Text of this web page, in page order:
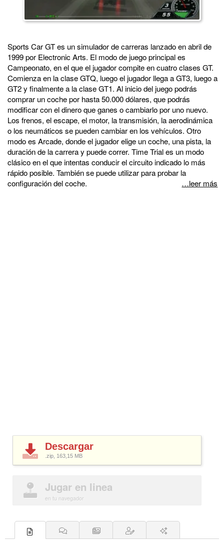
Sports Car GT es un simulador de carreras lanzado en abril de
1999 por Electronic Arts. El modo de juego principal es
Campeonato, en el que el jugador compite en cuatro clases GT.
Comienza en la clase GTQ, luego el jugador llega a GT3, luego a
GT2 y finalmente a la clase GT1. Al inicio del juego podrás
comprar un coche por hasta 50.000 dólares, que podrás
modificar con el dinero que ganes o cambiarlo por uno nuevo.
Los frenos, el escape, el motor, la transmisión, la aerodinámica
o los neumáticos se pueden cambiar en los vehículos. Otro
modo es Arcade, donde el jugador elige un coche, una pista, la
duración de la carrera y puede correr. Time Trial es un modo
clásico en el que intentas conducir el circuito indicado lo más
rápido posible. También se puede utilizar para probar la
configuración del coche.
…leer más
Descargar
.zip, 163,15 MB
Jugar en linea
en tu navegador